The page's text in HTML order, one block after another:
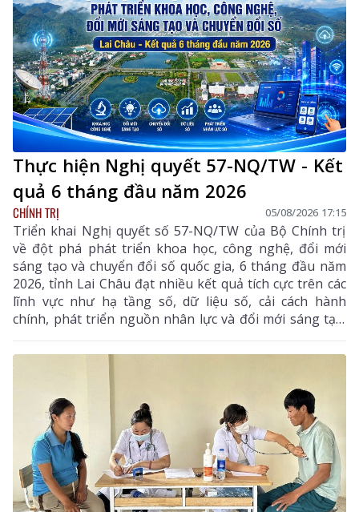
chí Lê Hoài Trung - Ủy viên Bộ Chính trị, Bí thư Đảng
ủy, Bộ trưởng Bộ Ngoại giao; đại diện lãnh đạo các
ban, bộ, ngành Trung ương.
Thực hiện Nghị quyết 57-NQ/TW - Kết
quả 6 tháng đầu năm 2026
CHÍNH TRỊ 05/08/2026 17:15
Triển khai Nghị quyết số 57-NQ/TW của Bộ Chính trị
về đột phá phát triển khoa học, công nghệ, đổi mới
sáng tạo và chuyển đổi số quốc gia, 6 tháng đầu năm
2026, tỉnh Lai Châu đạt nhiều kết quả tích cực trên các
lĩnh vực như hạ tầng số, dữ liệu số, cải cách hành
chính, phát triển nguồn nhân lực và đổi mới sáng tạo.
Trong 6 tháng cuối năm, tỉnh tiếp tục tập trung thực
hiện các nhiệm vụ trọng tâm, tạo chuyển biến mạnh
mẽ trong phát triển khoa học, công nghệ, đổi mới
sáng tạo và chuyển đổi số.